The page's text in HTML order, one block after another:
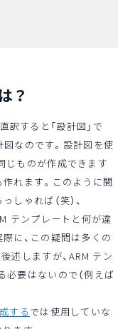
？
訳すると「設計図」で
図なのです。設計図を使
じものが作成できます
れます。このように聞
しゃれば（笑）、
テンプレートと何が違
に、この疑問は多くの
述しますが、ARM テン
要はないので（例えば
する では使用していな